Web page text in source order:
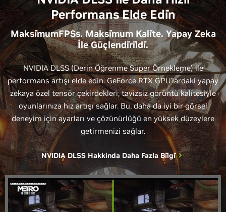
NVIDIA DLSS İle Daha Hizli
Performans Elde Edi̇n
Maksi̇mumFPSs. Maksi̇mum Kali̇te. Yapay Zeka
İle Güçlendi̇ri̇ldi̇.
NVIDIA DLSS (Derin Öğrenme Süper Örnekleme) ile
performans artışı elde edin. GeForce RTX GPU'lardaki yapay
zekaya özel tensör çekirdekleri, tavizsiz görüntü kalitesiyle
oyunlarınıza hız artışı sağlar. Bu, daha da iyi bir görsel
deneyim için ayarları ve çözünürlüğü en yüksek düzeylere
getirmenizi sağlar.
NVIDIA DLSS Hakkinda Daha Fazla Bi̇lgi̇